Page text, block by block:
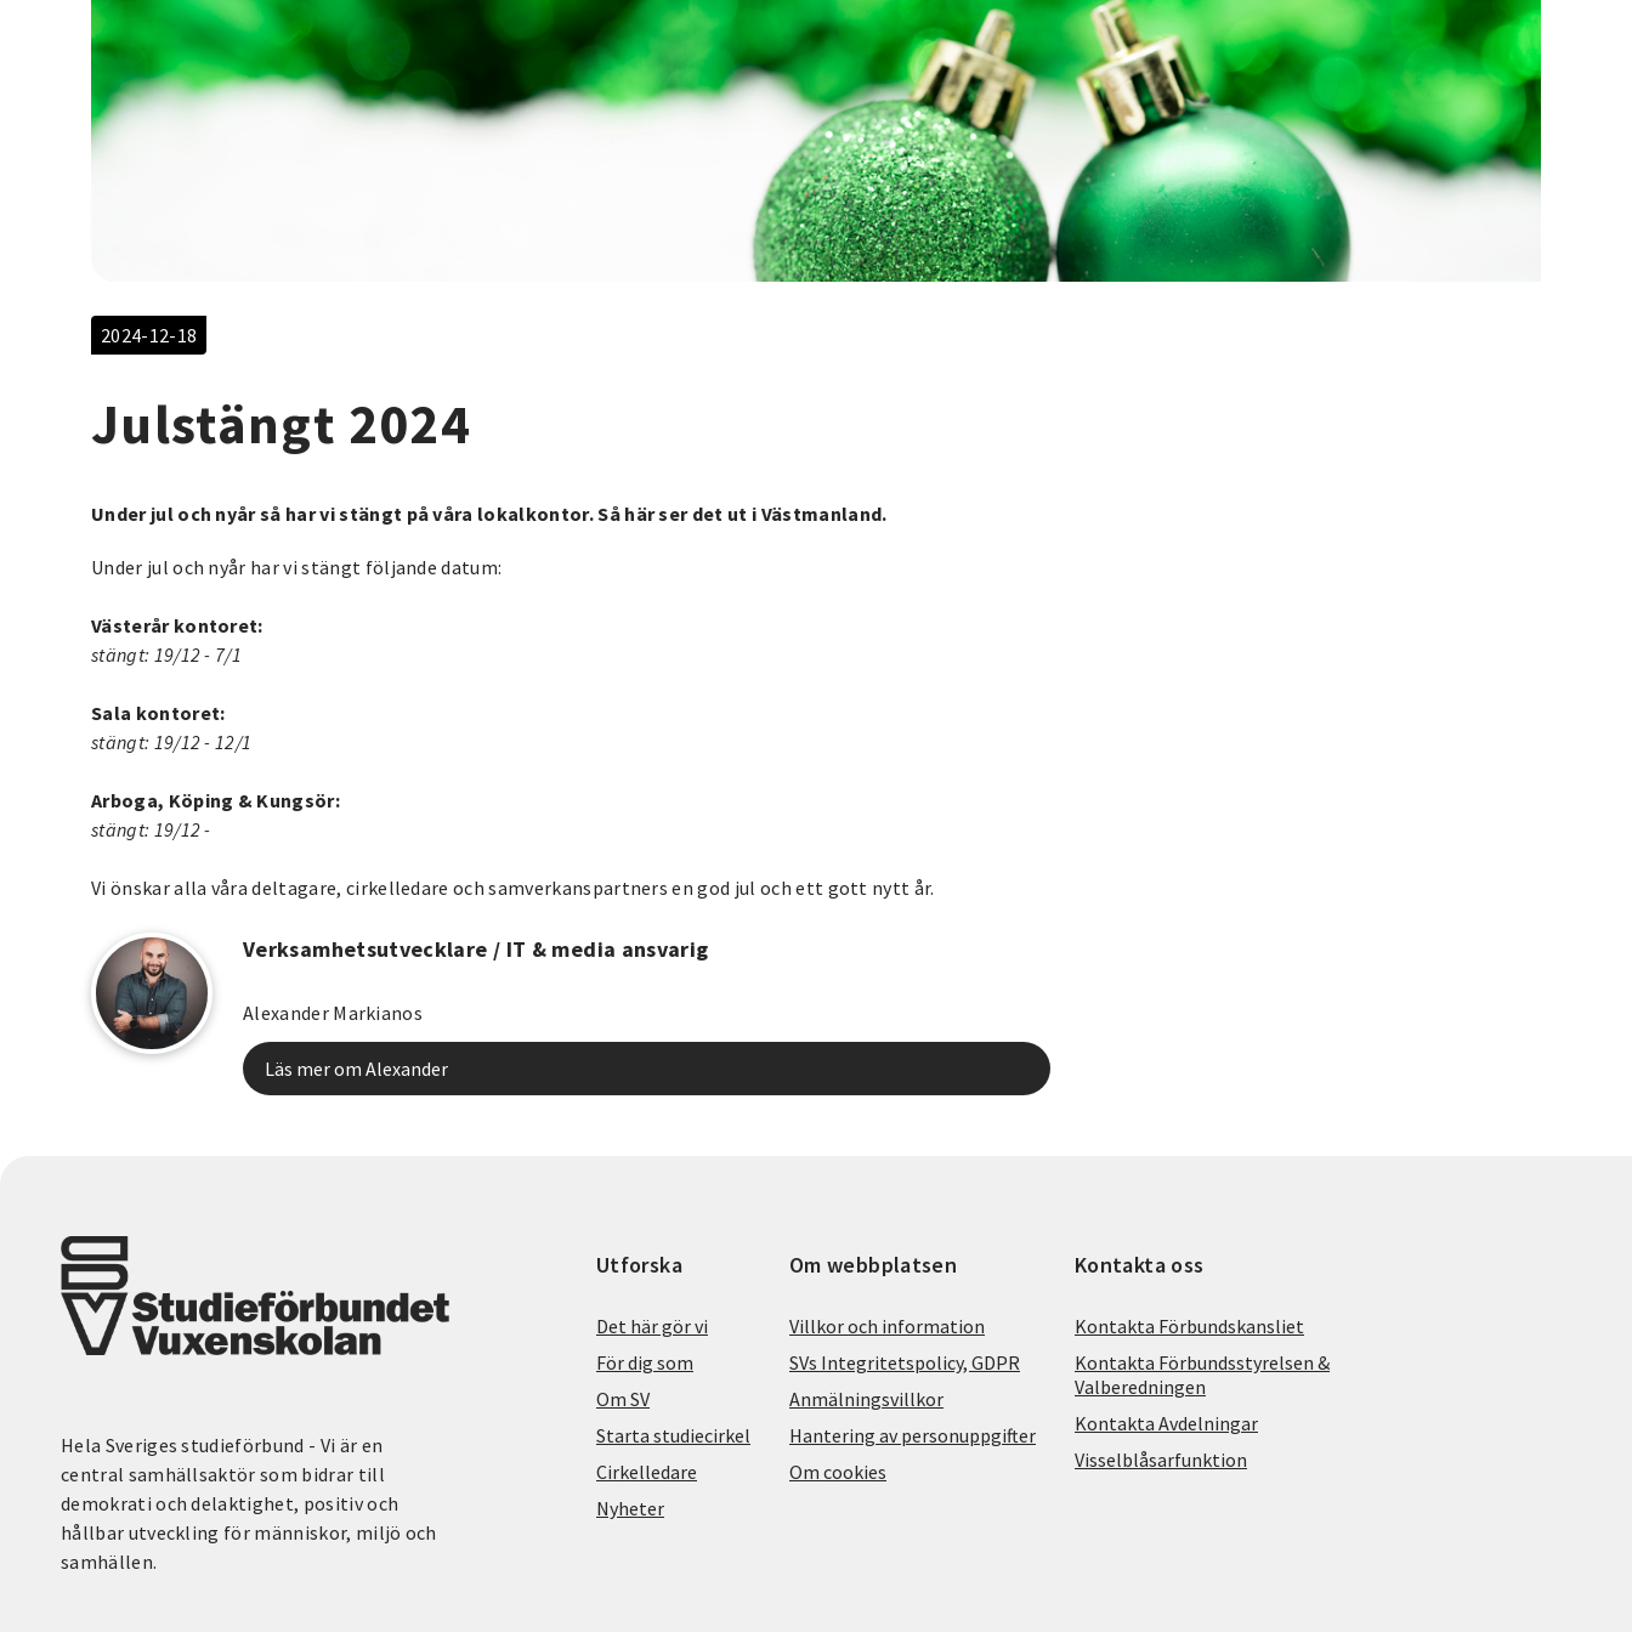
2024-12-18
Julstängt 2024
Under jul och nyår så har vi stängt på våra lokalkontor. Så här ser det ut i Västmanland.
Under jul och nyår har vi stängt följande datum:
Västerår kontoret:
stängt: 19/12 - 7/1
Sala kontoret:
stängt: 19/12 - 12/1
Arboga, Köping & Kungsör:
stängt: 19/12 -
Vi önskar alla våra deltagare, cirkelledare och samverkanspartners en god jul och ett gott nytt år.
Verksamhetsutvecklare / IT & media ansvarig
Alexander Markianos
Läs mer om Alexander
Hela Sveriges studieförbund - Vi är en
central samhällsaktör som bidrar till
demokrati och delaktighet, positiv och
hållbar utveckling för människor, miljö och
samhällen.
Utforska
Det här gör vi
För dig som
Om SV
Starta studiecirkel
Cirkelledare
Nyheter
Om webbplatsen
Villkor och information
SVs Integritetspolicy, GDPR
Anmälningsvillkor
Hantering av personuppgifter
Om cookies
Kontakta oss
Kontakta Förbundskansliet
Kontakta Förbundsstyrelsen &
Valberedningen
Kontakta Avdelningar
Visselblåsarfunktion